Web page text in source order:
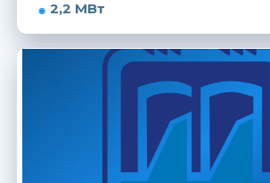
2,2 МВт